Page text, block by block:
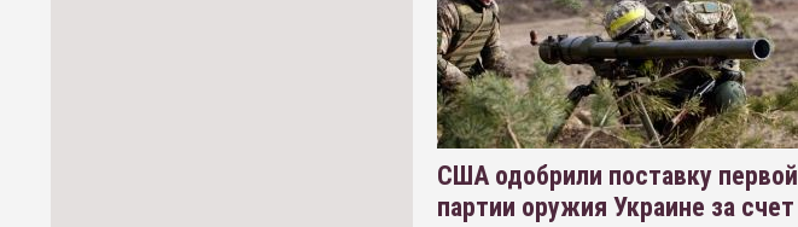
США одобрили поставку первой
партии оружия Украине за счет